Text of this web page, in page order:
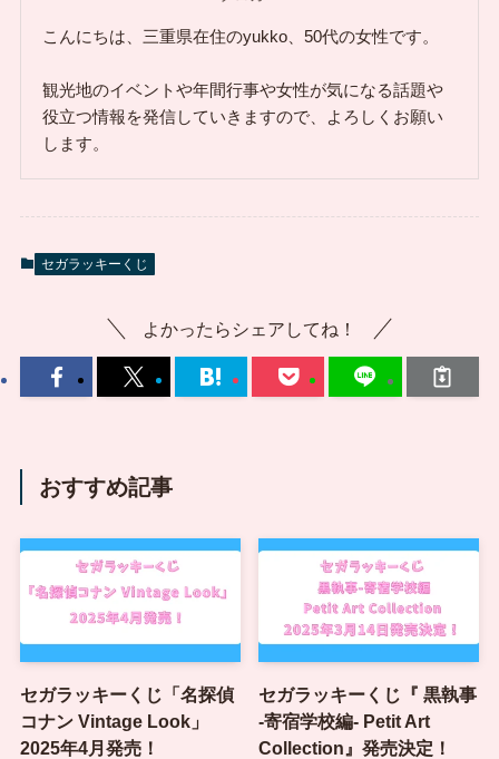
こんにちは、三重県在住のyukko、50代の女性です。
観光地のイベントや年間行事や女性が気になる話題や
役立つ情報を発信していきますので、よろしくお願い
します。
セガラッキーくじ
よかったらシェアしてね！
おすすめ記事
セガラッキーくじ「名探偵
コナン Vintage Look」
2025年4月発売！
セガラッキーくじ『 黒執事
-寄宿学校編- Petit Art
Collection』発売決定！